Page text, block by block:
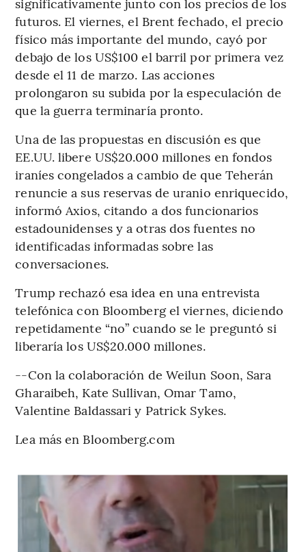
futuros. El viernes, el Brent fechado, el precio
físico más importante del mundo, cayó por
debajo de los US$100 el barril por primera vez
desde el 11 de marzo. Las acciones
prolongaron su subida por la especulación de
que la guerra terminaría pronto.
Una de las propuestas en discusión es que
EE.UU. libere US$20.000 millones en fondos
iraníes congelados a cambio de que Teherán
renuncie a sus reservas de uranio enriquecido,
informó Axios, citando a dos funcionarios
estadounidenses y a otras dos fuentes no
identificadas informadas sobre las
conversaciones.
Trump rechazó esa idea en una entrevista
telefónica con Bloomberg el viernes, diciendo
repetidamente “no” cuando se le preguntó si
liberaría los US$20.000 millones.
--Con la colaboración de Weilun Soon, Sara
Gharaibeh, Kate Sullivan, Omar Tamo,
Valentine Baldassari y Patrick Sykes.
Lea más en Bloomberg.com